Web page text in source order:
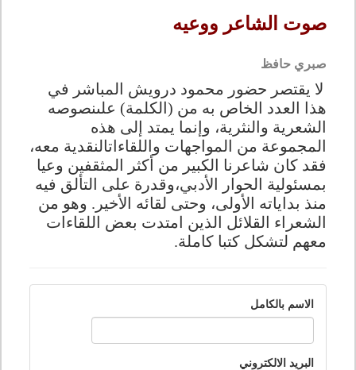
صوت الشاعر ووعيه
صبري حافظ
لا يقتصر حضور محمود درويش المباشر في
هذا العدد الخاص به من (الكلمة) علىنصوصه
الشعرية والنثرية، وإنما يمتد إلى هذه
المجموعة من المواجهات واللقاءاتالنقدية معه،
فقد كان شاعرنا الكبير من أكثر المثقفين وعيا
بمسئولية الحوار الأدبي،وقدرة على التألق فيه
منذ بداياته الأولى، وحتى لقائه الأخير . وهو من
الشعراء القلائل الذين امتدت بعض اللقاءات
معهم لتشكل كتبا كاملة.
الاسم بالكامل
البريد الالكتروني